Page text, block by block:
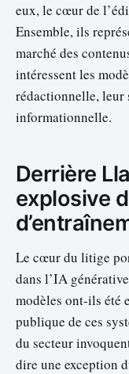
eux, le cœur de
Ensemble, ils
marché des
intéressent les
rédactionnelle, leur
informationnelle.
Derrière
explosive
Le cœur du litige
dans l’IA
modèles ont-ils été
publique de ces
du secteur
dire une exception